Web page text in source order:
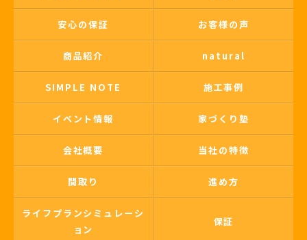
安心の保証 お客様の声
商品紹介 natural
SIMPLE NOTE 施工事例
イベント情報 家づくり塾
会社概要 当社の特徴
間取り 進め方
ライフプランシミュレーシ
ョン
保証